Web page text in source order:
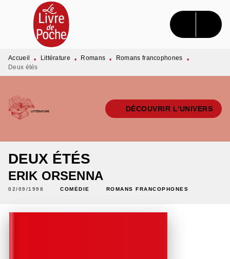
MENU RECHERCHE CONTENU
PIED DE PAGE
Accueil • Littérature • Romans • Romans francophones
•
Deux étés
DÉCOUVRIR L'UNIVERS
DEUX ÉTÉS
ERIK ORSENNA
02/09/1998 COMÉDIE ROMANS FRANCOPHONES